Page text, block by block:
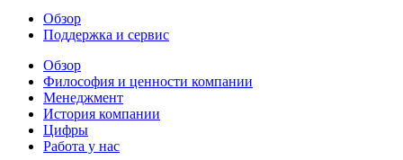
Обзор
Поддержка и сервис
Обзор
Философия и ценности компании
Менеджмент
История компании
Цифры
Работа у нас